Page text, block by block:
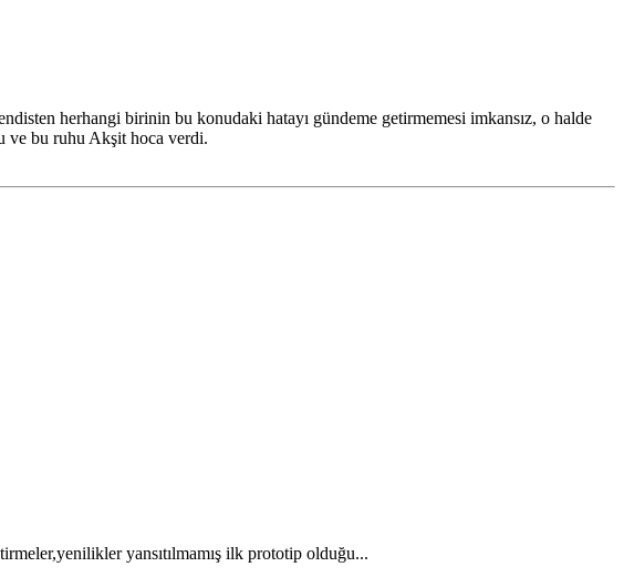
herhangi birinin bu konudaki hatayı gündeme getirmemesi imkansız, o halde
ve bu ruhu Akşit hoca verdi.
yansıtılmamış ilk prototip olduğu...